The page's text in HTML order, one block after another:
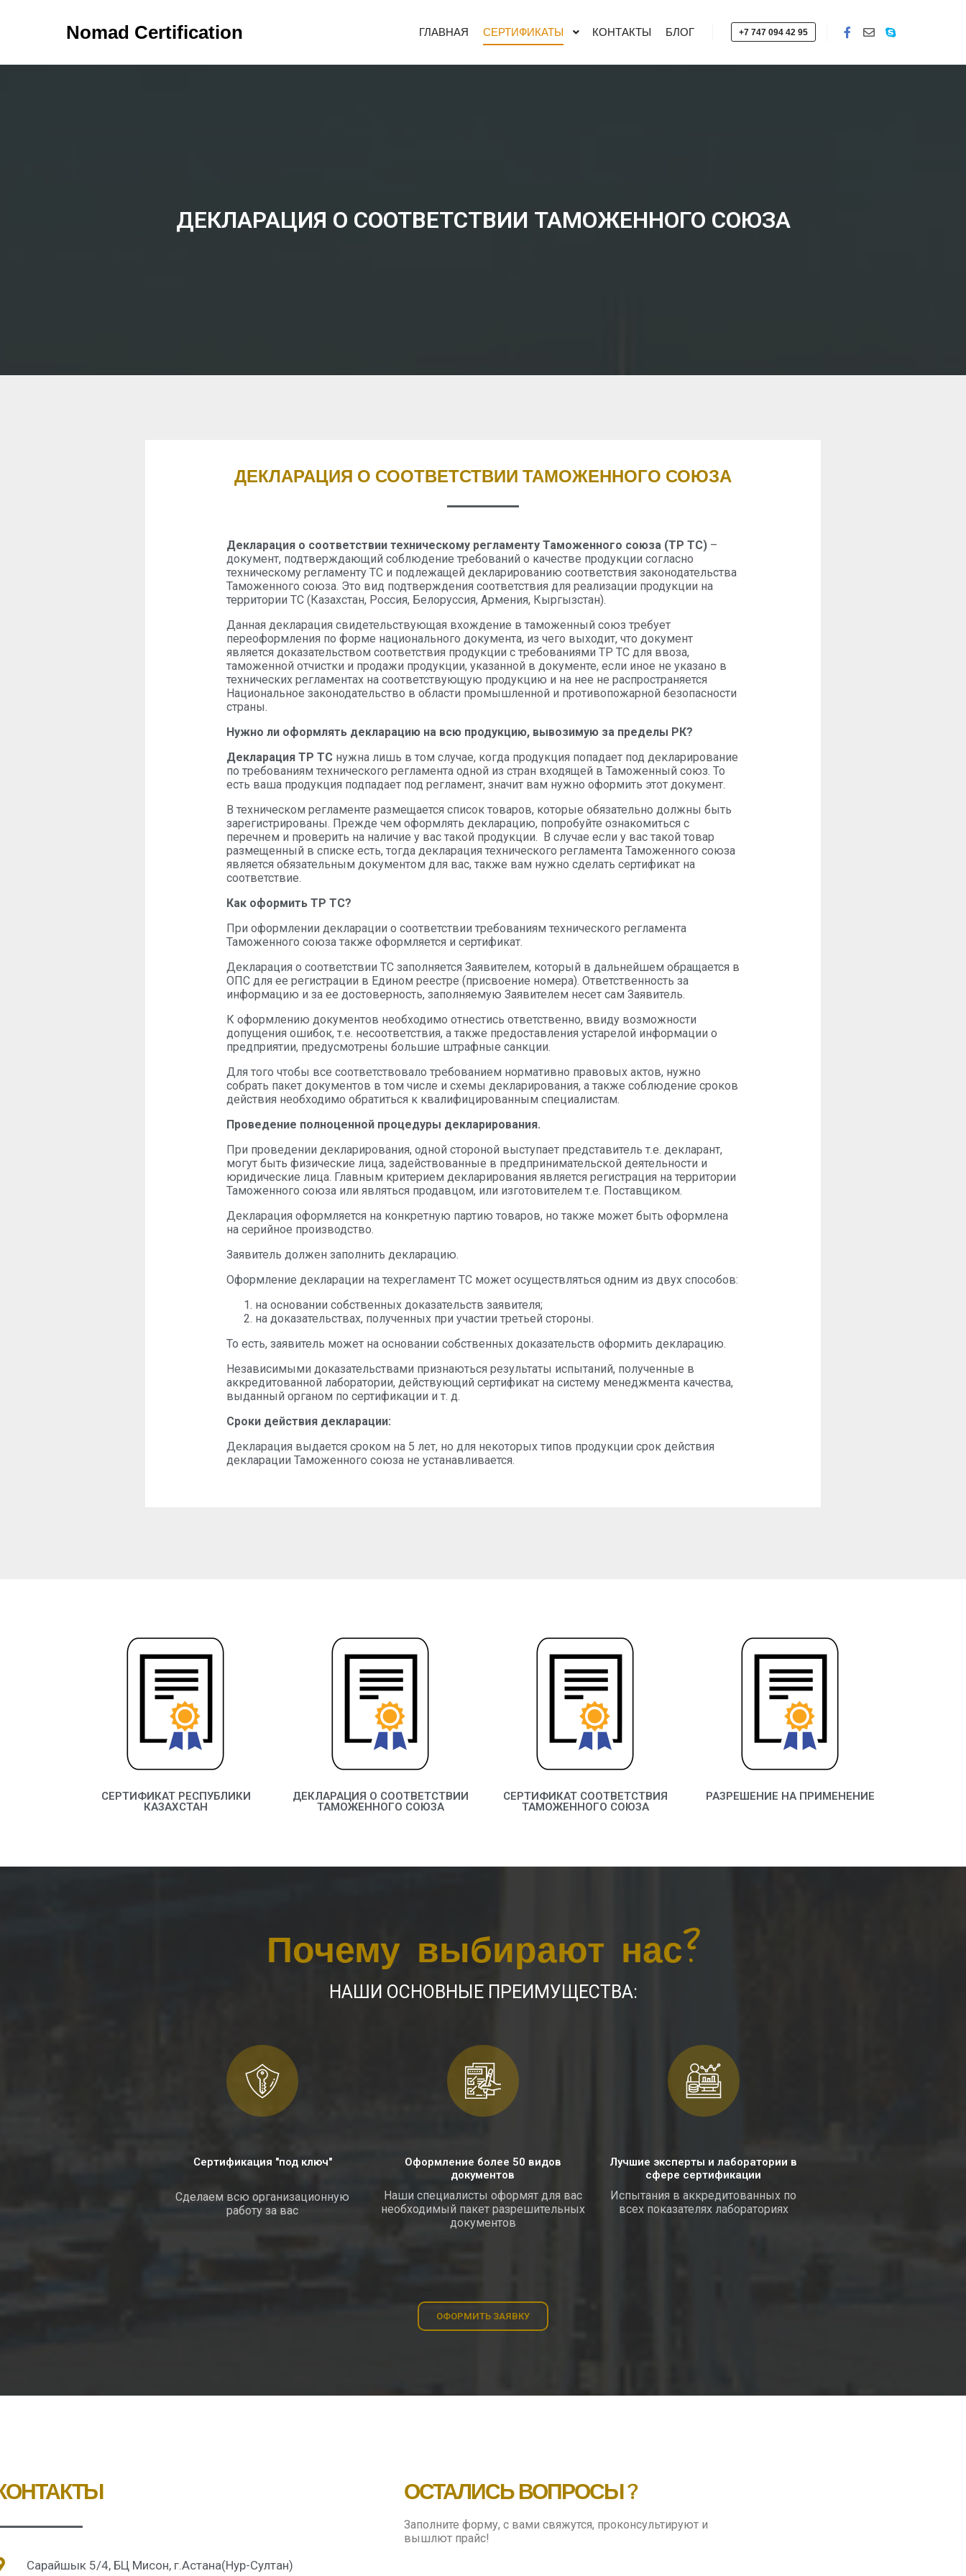
Nomad Certification ГЛАВНАЯ СЕРТИФИКАТЫ КОНТАКТЫ БЛОГ +7 747 094 42 95
ДЕКЛАРАЦИЯ О СООТВЕТСТВИИ ТАМОЖЕННОГО СОЮЗА
ДЕКЛАРАЦИЯ О СООТВЕТСТВИИ ТАМОЖЕННОГО СОЮЗА
Декларация о соответствии техническому регламенту Таможенного союза (ТР ТС)–
документ, подтверждающий соблюдение требований о качестве продукции согласно
техническому регламенту ТС и подлежащей декларированию соответствия законодательства
Таможенного союза. Это вид подтверждения соответствия для реализации продукции на
территории ТС (Казахстан, Россия, Белоруссия, Армения, Кыргызстан).
Данная декларация свидетельствующая вхождение в таможенный союз требует
переоформления по форме национального документа, из чего выходит, что документ
является доказательством соответствия продукции с требованиями ТР ТС для ввоза,
таможенной отчистки и продажи продукции, указанной в документе, если иное не указано в
технических регламентах на соответствующую продукцию и на нее не распространяется
Национальное законодательство в области промышленной и противопожарной безопасности
страны.
Нужно ли оформлять декларацию на всю продукцию, вывозимую за пределы РК?
Декларация ТР ТС нужна лишь в том случае, когда продукция попадает под декларирование
по требованиям технического регламента одной из стран входящей в Таможенный союз. То
есть ваша продукция подпадает под регламент, значит вам нужно оформить этот документ.
В техническом регламенте размещается список товаров, которые обязательно должны быть
зарегистрированы. Прежде чем оформлять декларацию, попробуйте ознакомиться с
перечнем и проверить на наличие у вас такой продукции. В случае если у вас такой товар
размещенный в списке есть, тогда декларация технического регламента Таможенного союза
является обязательным документом для вас, также вам нужно сделать сертификат на
соответствие.
Как оформить ТР ТС?
При оформлении декларации о соответствии требованиям технического регламента
Таможенного союза также оформляется и сертификат.
Декларация о соответствии ТС заполняется Заявителем, который в дальнейшем обращается в
ОПС для ее регистрации в Едином реестре (присвоение номера). Ответственность за
информацию и за ее достоверность, заполняемую Заявителем несет сам Заявитель.
К оформлению документов необходимо отнестись ответственно, ввиду возможности
допущения ошибок, т.е. несоответствия, а также предоставления устарелой информации о
предприятии, предусмотрены большие штрафные санкции.
Для того чтобы все соответствовало требованием нормативно правовых актов, нужно
собрать пакет документов в том числе и схемы декларирования, а также соблюдение сроков
действия необходимо обратиться к квалифицированным специалистам.
Проведение полноценной процедуры декларирования.
При проведении декларирования, одной стороной выступает представитель т.е. декларант,
могут быть физические лица, задействованные в предпринимательской деятельности и
юридические лица. Главным критерием декларирования является регистрация на территории
Таможенного союза или являться продавцом, или изготовителем т.е. Поставщиком.
Декларация оформляется на конкретную партию товаров, но также может быть оформлена
на серийное производство.
Заявитель должен заполнить декларацию.
Оформление декларации на техрегламент ТС может осуществляться одним из двух способов:
на основании собственных доказательств заявителя;
на доказательствах, полученных при участии третьей стороны.
То есть, заявитель может на основании собственных доказательств оформить декларацию.
Независимыми доказательствами признаються результаты испытаний, полученные в
аккредитованной лаборатории, действующий сертификат на систему менеджмента качества,
выданный органом по сертификации и т. д.
Сроки действия декларации:
Декларация выдается сроком на 5 лет, но для некоторых типов продукции срок действия
декларации Таможенного союза не устанавливается.
СЕРТИФИКАТ РЕСПУБЛИКИ
КАЗАХСТАН
ДЕКЛАРАЦИЯ О СООТВЕТСТВИИ
ТАМОЖЕННОГО СОЮЗА
СЕРТИФИКАТ СООТВЕТСТВИЯ
ТАМОЖЕННОГО СОЮЗА
РАЗРЕШЕНИЕ НА ПРИМЕНЕНИЕ
Почему выбирают нас?
НАШИ ОСНОВНЫЕ ПРЕИМУЩЕСТВА:
Сертификация "под ключ"
Сделаем всю организационную
работу за вас
Оформление более 50 видов
документов
Наши специалисты оформят для вас
необходимый пакет разрешительных
документов
Лучшие эксперты и лаборатории в
сфере сертификации
Испытания в аккредитованных по
всех показателях лабораториях
ОФОРМИТЬ ЗАЯВКУ
Сарайшык 5/4, БЦ Мисон, г.Астана(Нур-Султан)
ОСТАЛИСЬ ВОПРОСЫ ?
Заполните форму, с вами свяжутся, проконсультируют и
вышлют прайс!